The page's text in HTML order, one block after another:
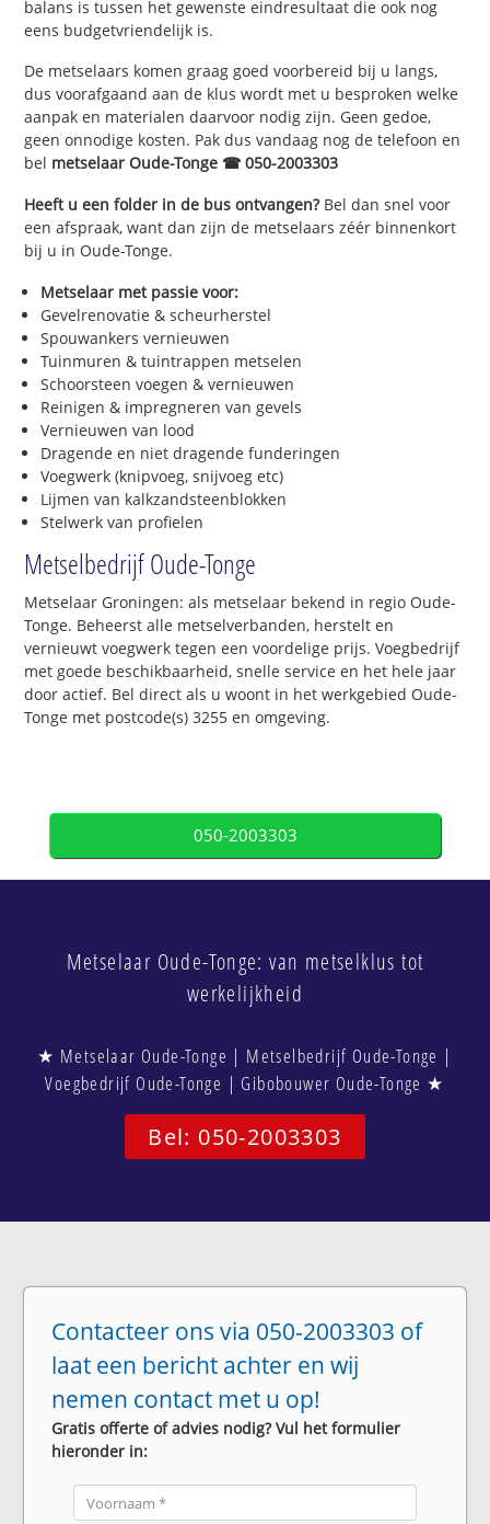
balans is tussen het gewenste eindresultaat die ook nog
eens budgetvriendelijk is.
De metselaars komen graag goed voorbereid bij u langs,
dus voorafgaand aan de klus wordt met u besproken welke
aanpak en materialen daarvoor nodig zijn. Geen gedoe,
geen onnodige kosten. Pak dus vandaag nog de telefoon en
bel metselaar Oude-Tonge ☎ 050-2003303
Heeft u een folder in de bus ontvangen?Bel dan snel voor
een afspraak, want dan zijn de metselaars zéér binnenkort
bij u in Oude-Tonge.
Metselaar met passie voor:
Gevelrenovatie & scheurherstel
Spouwankers vernieuwen
Tuinmuren & tuintrappen metselen
Schoorsteen voegen & vernieuwen
Reinigen & impregneren van gevels
Vernieuwen van lood
Dragende en niet dragende funderingen
Voegwerk (knipvoeg, snijvoeg etc)
Lijmen van kalkzandsteenblokken
Stelwerk van profielen
Metselbedrijf Oude-Tonge
Metselaar Groningen: als metselaar bekend in regio Oude-
Tonge. Beheerst alle metselverbanden, herstelt en
vernieuwt voegwerk tegen een voordelige prijs. Voegbedrijf
met goede beschikbaarheid, snelle service en het hele jaar
door actief. Bel direct als u woont in het werkgebied Oude-
Tonge met postcode(s) 3255 en omgeving.
050-2003303
Metselaar Oude-Tonge: van metselklus tot
werkelijkheid
★ Metselaar Oude-Tonge | Metselbedrijf Oude-Tonge |
Voegbedrijf Oude-Tonge | Gibobouwer Oude-Tonge ★
Bel: 050-2003303
Contacteer ons via 050-2003303 of
laat een bericht achter en wij
nemen contact met u op!
Gratis offerte of advies nodig? Vul het formulier
hieronder in: